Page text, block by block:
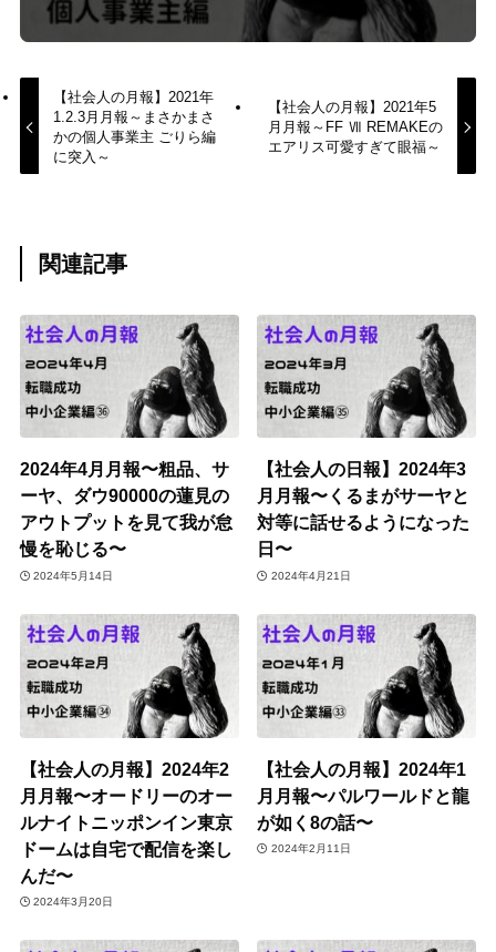
【社会人の月報】2021年
1.2.3月月報～まさかまさ
かの個人事業主 ごりら編
に突入～
【社会人の月報】2021年5
月月報～FF Ⅶ REMAKEの
エアリス可愛すぎて眼福～
関連記事
2024年4月月報〜粗品、サ
ーヤ、ダウ90000の蓮見の
アウトプットを見て我が怠
慢を恥じる〜
2024年5月14日
【社会人の日報】2024年3
月月報〜くるまがサーヤと
対等に話せるようになった
日〜
2024年4月21日
【社会人の月報】2024年2
月月報〜オードリーのオー
ルナイトニッポンイン東京
ドームは自宅で配信を楽し
んだ〜
2024年3月20日
【社会人の月報】2024年1
月月報〜パルワールドと龍
が如く8の話〜
2024年2月11日